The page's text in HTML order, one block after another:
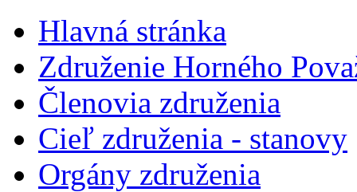
Hlavná stránka
Združenie Horného
Členovia združenia
Cieľ združenia - stanovy
Orgány združenia